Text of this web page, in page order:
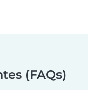
(FAQs)